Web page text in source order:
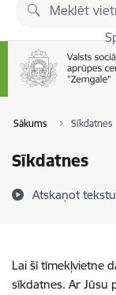
Pāriet uz lapas
Sākums Sīkdatnes
Sīkdatnes
Atskaņot tekstu
Lai šī tīmekļvietne
sīkdatnes. Ar Jūsu